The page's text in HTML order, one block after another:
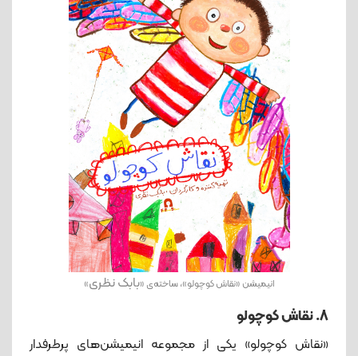
انیمیشن «نقاش کوچولو»، ساخته‌ی «بابک نظری»
8. نقاش کوچولو
«نقاش کوچولو» یکی از مجموعه انیمیشن‌های پرطرفدار